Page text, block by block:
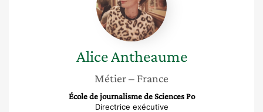
AliceAntheaume
Métier– France
École de journalisme de Sciences Po
Directrice exécutive